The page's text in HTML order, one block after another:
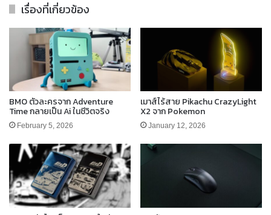
เรื่องที่เกี่ยวข้อง
BMO ตัวละครจาก Adventure
Time กลายเป็น Ai ในชีวิตจริง
February 5, 2026
เมาส์ไร้สาย Pikachu CrazyLight
X2 จาก Pokemon
January 12, 2026